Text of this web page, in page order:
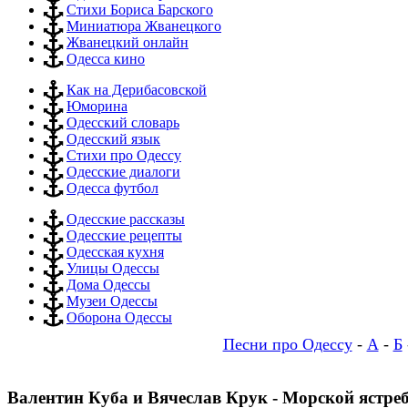
Стихи Бориса Барского
Миниатюра Жванецкого
Жванецкий онлайн
Одесса кино
Как на Дерибасовской
Юморина
Одесский словарь
Одесский язык
Стихи про Одессу
Одесские диалоги
Одесса футбол
Одесские рассказы
Одесские рецепты
Одесская кухня
Улицы Одессы
Дома Одессы
Музеи Одессы
Оборона Одессы
Песни про Одессу- А- Б
Валентин Куба и Вячеслав Крук - Морской ястреб